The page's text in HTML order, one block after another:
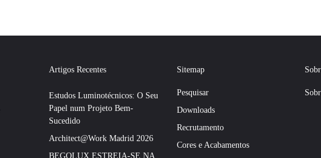
Artigos Recentes
Estudos Luminotécnicos: O Seu
Papel num Projeto Bem-
Sucedido
Architect@Work Madrid 2026
BEGOLUX ESTREIA-SE NA
Sitemap
Pesquisar
Downloads
Recrutamento
Cores e Acabamentos